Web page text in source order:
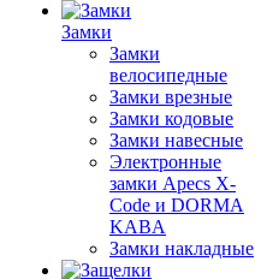
Замки
Замки
велосипедные
Замки врезные
Замки кодовые
Замки навесные
Электронные
замки Apecs X-
Code и DORMA
KABA
Замки накладные